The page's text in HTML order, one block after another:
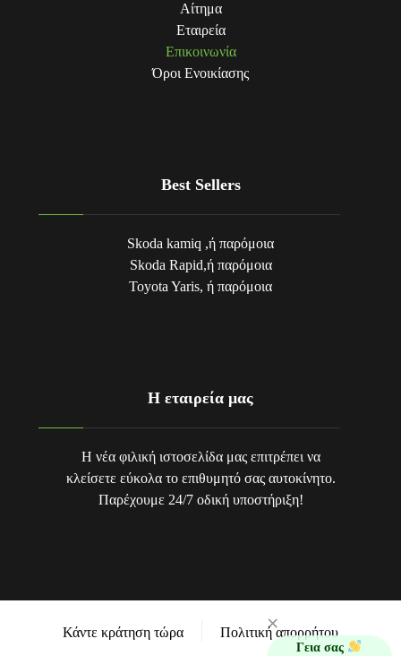
Αίτημα
Εταιρεία
Επικοινωνία
Όροι Eνοικίασης
Best Sellers
Skoda kamiq ,ή παρόμοια
Skoda Rapid,ή παρόμοια
Toyota Yaris, ή παρόμοια
Η εταιρεία μας
Η νέα φιλική ιστοσελίδα μας επιτρέπει να
κλείσετε εύκολα το επιθυμητό σας αυτοκίνητο.
Παρέχουμε 24/7 οδική υποστήριξη!
Κάντε κράτηση τώρα Πολιτική απορρήτου
×
Γεια σας